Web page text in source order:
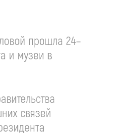
прошла 24–
и музеи в
связей